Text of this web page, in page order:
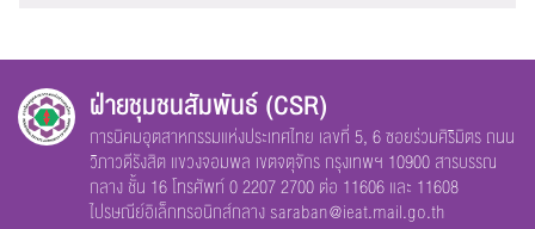
ฝ่ายชุมชนสัมพันธ์ (CSR)
การนิคมอุตสาหกรรมแห่งประเทศไทย เลขที่ 5, 6 ซอยร่วมศิริมิตร ถนน
วิภาวดีรังสิต แขวงจอมพล เขตจตุจักร กรุงเทพฯ 10900 สารบรรณ
กลาง ชั้น 16 โทรศัพท์ 0 2207 2700 ต่อ 11606 และ 11608
ไปรษณีย์อิเล็กทรอนิกส์กลางsaraban@ieat.mail.go.th